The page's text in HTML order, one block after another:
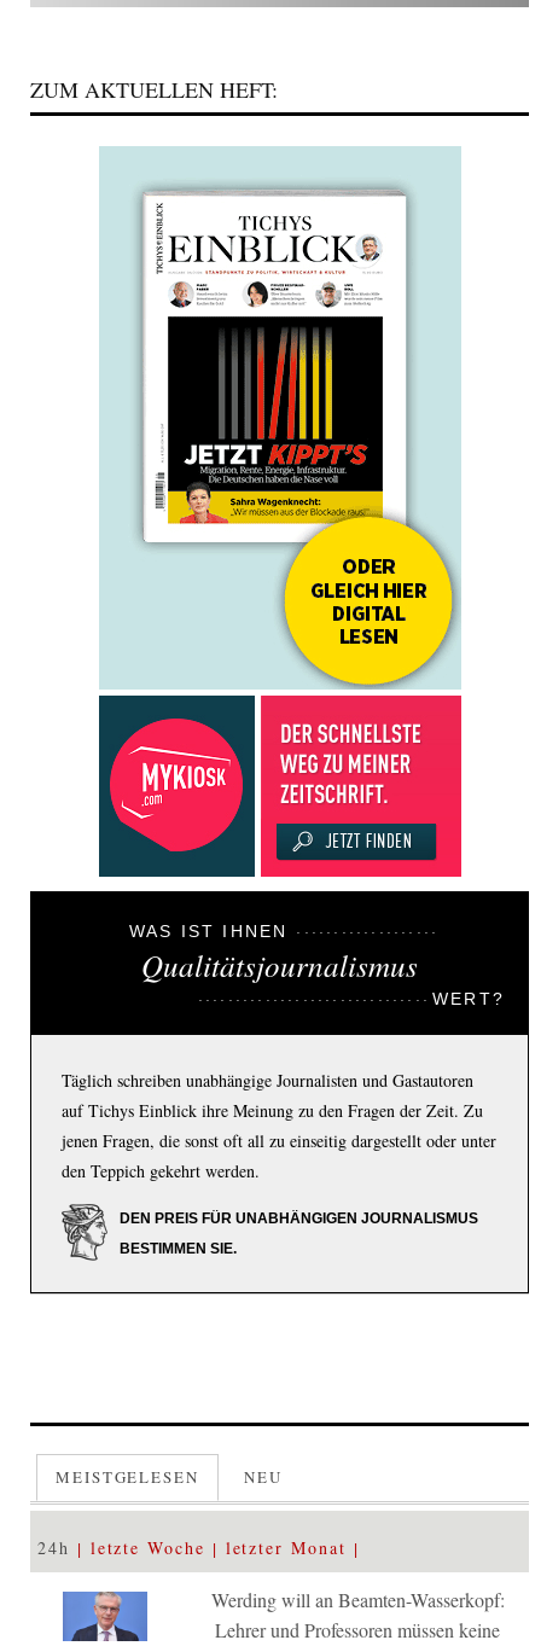
ZUM AKTUELLEN HEFT:
WAS IST IHNEN
Qualitätsjournalismus
WERT?
Täglich schreiben unabhängige Journalisten und Gastautoren
auf Tichys Einblick ihre Meinung zu den Fragen der Zeit. Zu
jenen Fragen, die sonst oft all zu einseitig dargestellt oder unter
den Teppich gekehrt werden.
DEN PREIS FÜR UNABHÄNGIGEN JOURNALISMUS
BESTIMMEN SIE.
MEISTGELESEN NEU
24h letzte Woche letzter Monat
Werding will an Beamten-Wasserkopf:
Lehrer und Professoren müssen keine